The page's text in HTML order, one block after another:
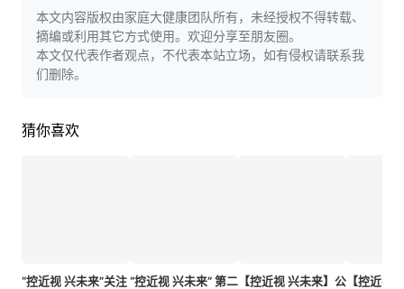
本文内容版权由家庭大健康团队所有，未经授权不得转载、
摘编或利用其它方式使用。欢迎分享至朋友圈。
本文仅代表作者观点，不代表本站立场，如有侵权请联系我
们删除。
猜你喜欢
“控近视 兴未来”关注 “控近视 兴未来” 第二 【控近视 兴未来】公 【控近视